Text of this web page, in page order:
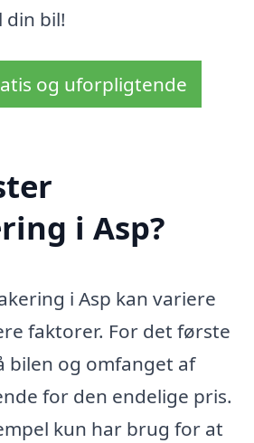
bil!
og uforpligtende
i Asp?
i Asp kan variere
faktorer. For det første
bilen og omfanget af
for den endelige pris.
kun har brug for at